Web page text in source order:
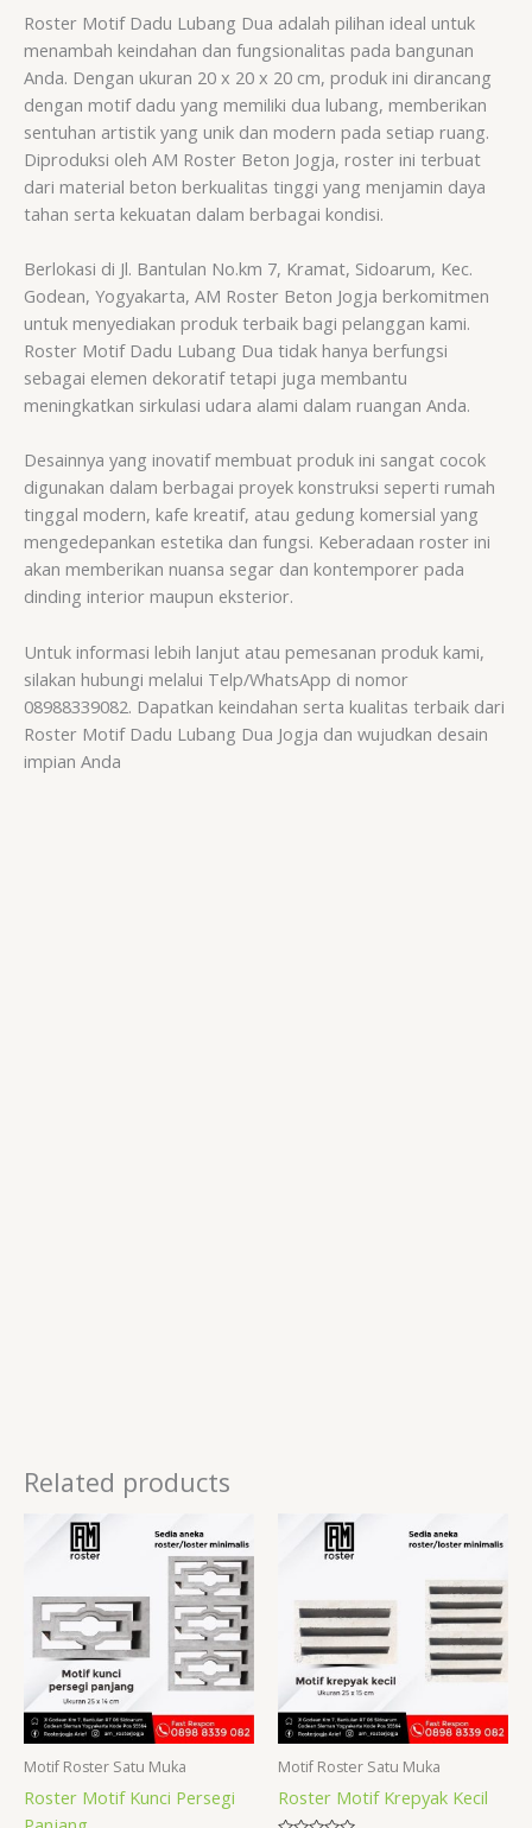
Roster Motif Dadu Lubang Dua adalah pilihan ideal untuk
menambah keindahan dan fungsionalitas pada bangunan
Anda. Dengan ukuran 20 x 20 x 20 cm, produk ini dirancang
dengan motif dadu yang memiliki dua lubang, memberikan
sentuhan artistik yang unik dan modern pada setiap ruang.
Diproduksi oleh AM Roster Beton Jogja, roster ini terbuat
dari material beton berkualitas tinggi yang menjamin daya
tahan serta kekuatan dalam berbagai kondisi.
Berlokasi di Jl. Bantulan No.km 7, Kramat, Sidoarum, Kec.
Godean, Yogyakarta, AM Roster Beton Jogja berkomitmen
untuk menyediakan produk terbaik bagi pelanggan kami.
Roster Motif Dadu Lubang Dua tidak hanya berfungsi
sebagai elemen dekoratif tetapi juga membantu
meningkatkan sirkulasi udara alami dalam ruangan Anda.
Desainnya yang inovatif membuat produk ini sangat cocok
digunakan dalam berbagai proyek konstruksi seperti rumah
tinggal modern, kafe kreatif, atau gedung komersial yang
mengedepankan estetika dan fungsi. Keberadaan roster ini
akan memberikan nuansa segar dan kontemporer pada
dinding interior maupun eksterior.
Untuk informasi lebih lanjut atau pemesanan produk kami,
silakan hubungi melalui Telp/WhatsApp di nomor
08988339082. Dapatkan keindahan serta kualitas terbaik dari
Roster Motif Dadu Lubang Dua Jogja dan wujudkan desain
impian Anda
Related products
Motif Roster Satu Muka
Roster Motif Kunci Persegi
Motif Roster Satu Muka
Roster Motif Krepyak Kecil